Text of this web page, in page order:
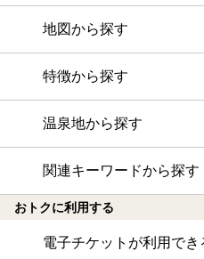
地図から探す
特徴から探す
温泉地から探す
関連キーワードから探す
おトクに利用する
電子チケットが利用でき